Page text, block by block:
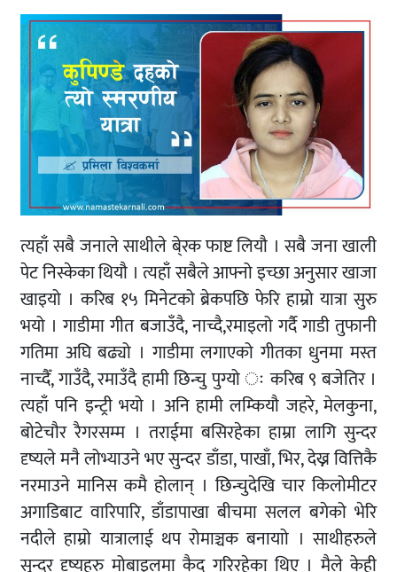
त्यहाँ सबै जनाले साथीले बे्रक फाष्ट लियौ । सबै जना खाली
पेट निस्केका थियौ । त्यहाँ सबैले आफ्नो इच्छा अनुसार खाजा
खाइयो । करिब १५ मिनेटको ब्रेकपछि फेरि हाम्रो यात्रा सुरु
भयो । गाडीमा गीत बजाउँदै, नाच्दै,रमाइलो गर्दै गाडी तुफानी
गतिमा अघि बढ्यो । गाडीमा लगाएको गीतका धुनमा मस्त
नाच्दैँ, गाउँदै, रमाउँदै हामी छिन्चु पुग्यो ः करिब ९ बजेतिर ।
त्यहाँ पनि इन्ट्री भयो । अनि हामी लम्कियौ जहरे, मेलकुना,
बोटेचौर रैगरसम्म । तराईमा बसिरहेका हाम्रा लागि सुन्दर
दृष्यले मनै लोभ्याउने भए सुन्दर डाँडा, पाखाँ, भिर, देख्न वित्तिकै
नरमाउने मानिस कमै होलान् । छिन्चुदेखि चार किलोमीटर
अगाडिबाट वारिपारि, डाँडापाखा बीचमा सलल बगेको भेरि
नदीले हाम्रो यात्रालाई थप रोमाञ्चक बनायाो । साथीहरुले
सुन्दर दृष्यहरु मोबाइलमा कैद गरिरहेका थिए । मैले केही